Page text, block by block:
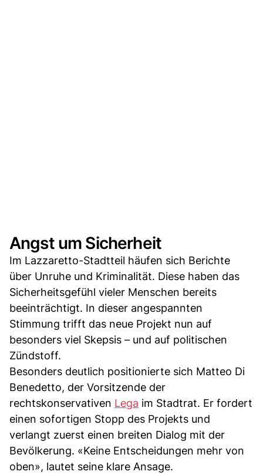
Angst um Sicherheit
Im Lazzaretto-Stadtteil häufen sich Berichte
über Unruhe und Kriminalität. Diese haben das
Sicherheitsgefühl vieler Menschen bereits
beeinträchtigt. In dieser angespannten
Stimmung trifft das neue Projekt nun auf
besonders viel Skepsis – und auf politischen
Zündstoff.
Besonders deutlich positionierte sich Matteo Di
Benedetto, der Vorsitzende der
rechtskonservativen Lega im Stadtrat. Er fordert
einen sofortigen Stopp des Projekts und
verlangt zuerst einen breiten Dialog mit der
Bevölkerung. «Keine Entscheidungen mehr von
oben», lautet seine klare Ansage.